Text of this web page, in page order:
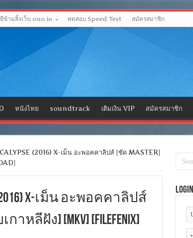
ข้ามลิ้งเว็บ ouo.io ทดสอบ Speed Test สมัครสมาชิก
หนังไทย soundtrack เติมเงิน VIP สมัครสมาชิก
(2016) X-เม็น อะพอคคาลิปส์ [ชัด MASTER]
(2016) X-เม็น อะพอคคาลิปส์
าหลีฝัง] [MKV] [FILEFENIX]
Login